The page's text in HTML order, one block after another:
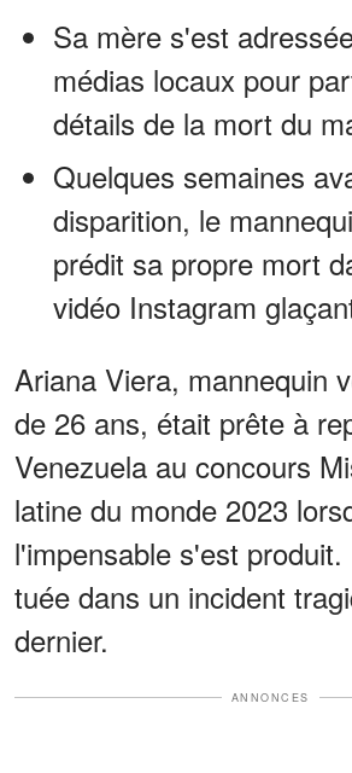
Sa mère s'est
médias locaux pour
détails de la mort du
Quelques semaines
disparition, le
prédit sa propre mort
vidéo Instagram
Ariana Viera, mannequin
de 26 ans, était prête à
Venezuela au concours
latine du monde 2023
l'impensable s'est
tuée dans un incident
dernier.
ANNONCES